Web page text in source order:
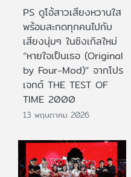
PS ดูโอ้สาวเสียงหวานใส
พร้อมสะกดทุกคนไปกับ
เสียงนุ่มๆ ในซิงเกิลใหม่
“หายใจเป็นเธอ (Original
by Four-Mod)” จากโปร
เจกต์ THE TEST OF
TIME 2000
13 พฤษภาคม 2026